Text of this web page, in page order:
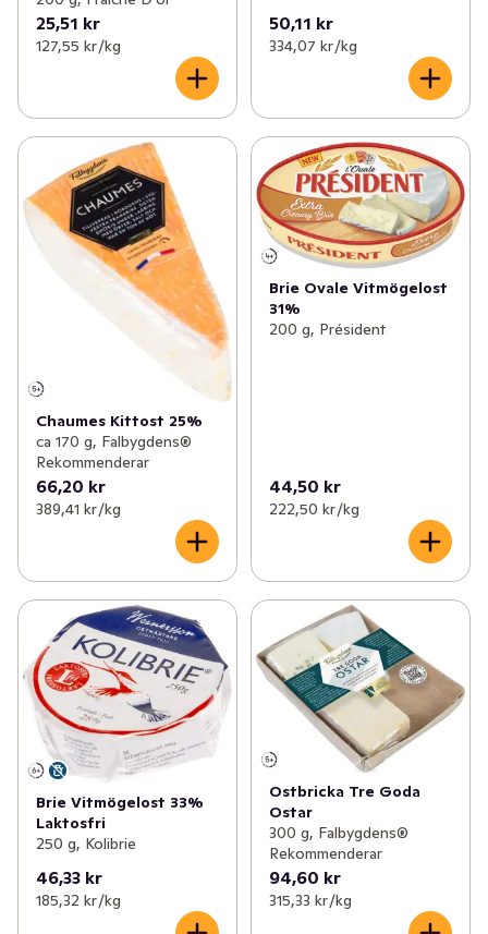
25,51 kr
127,55 kr /kg
50,11 kr
334,07 kr /kg
Chaumes Kittost 25%
ca 170 g, Falbygdens®
Rekommenderar
66,20 kr
389,41 kr /kg
Brie Ovale Vitmögelost
31%
200 g, Président
44,50 kr
222,50 kr /kg
Brie Vitmögelost 33%
Laktosfri
250 g, Kolibrie
46,33 kr
185,32 kr /kg
Ostbricka Tre Goda
Ostar
300 g, Falbygdens®
Rekommenderar
94,60 kr
315,33 kr /kg